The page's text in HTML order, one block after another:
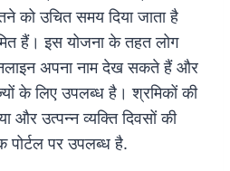
को उचित समय दिया जाता है
हैं। इस योजना के तहत लोग
अपना नाम देख सकते हैं और
के लिए उपलब्ध है। श्रमिकों की
और उत्पन्न व्यक्ति दिवसों की
पोर्टल पर उपलब्ध है.